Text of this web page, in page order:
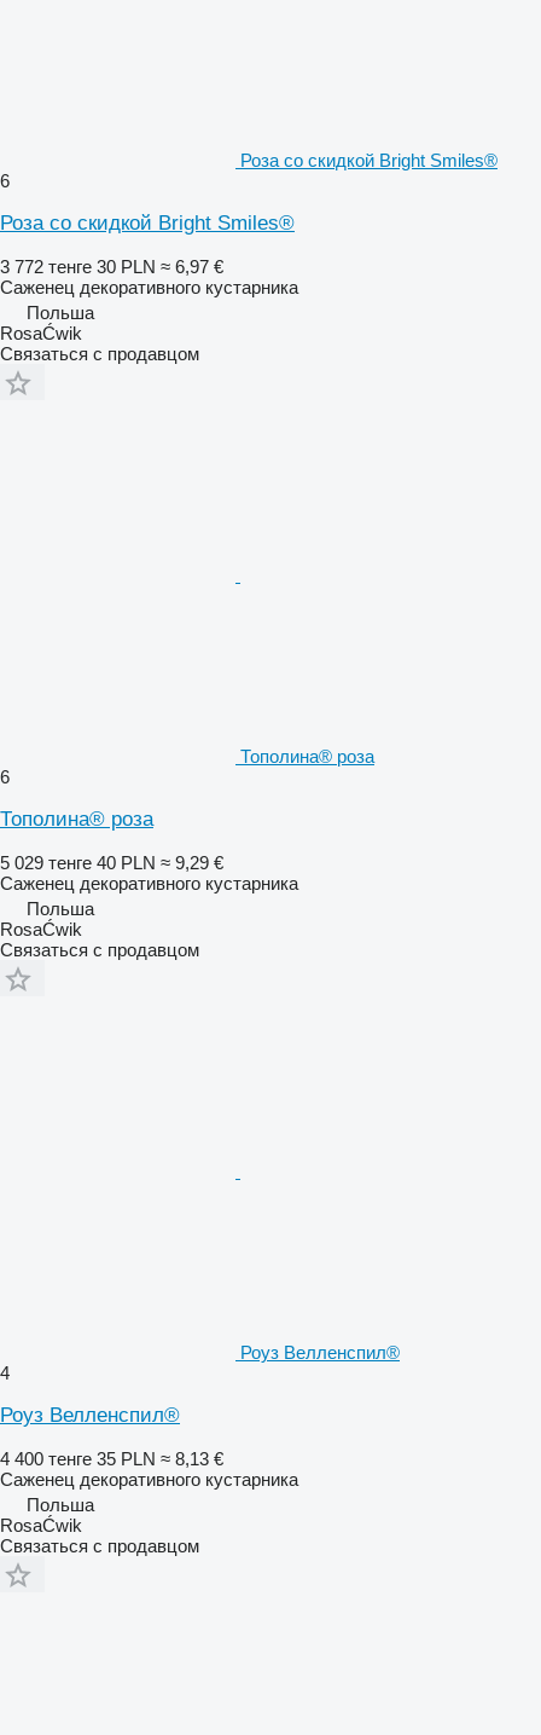
Роза со скидкой Bright Smiles®
6
Роза со скидкой Bright Smiles®
3 772 тенге 30 PLN ≈ 6,97 €
Саженец декоративного кустарника
Польша
RosaĆwik
Связаться с продавцом
Тополина® роза
6
Тополина® роза
5 029 тенге 40 PLN ≈ 9,29 €
Саженец декоративного кустарника
Польша
RosaĆwik
Связаться с продавцом
Роуз Велленспил®
4
Роуз Велленспил®
4 400 тенге 35 PLN ≈ 8,13 €
Саженец декоративного кустарника
Польша
RosaĆwik
Связаться с продавцом